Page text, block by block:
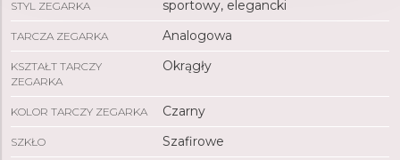
STYL ZEGARKA sportowy, elegancki
TARCZA ZEGARKA Analogowa
KSZTAŁT TARCZY
ZEGARKA
Okrągły
KOLOR TARCZY ZEGARKA Czarny
SZKŁO Szafirowe